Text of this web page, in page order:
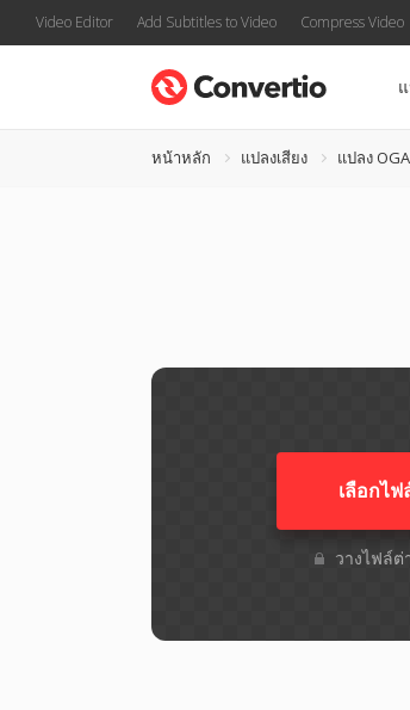
Video Editor Add Subtitles to Video Compress Video
หน้าหลัก แปลงเสียง แปลง OGA
เลือกไฟ
วางไฟล์